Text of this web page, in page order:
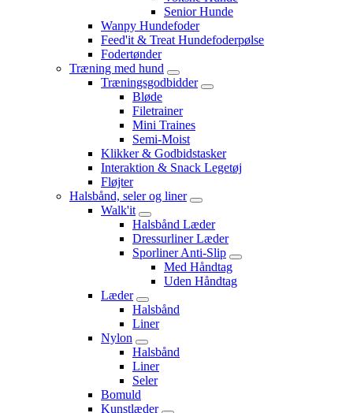
Senior Hunde
Wanpy Hundefoder
Feed'it & Treat Hundefoderpølse
Fodertønder
Træning med hund
Træningsgodbidder
Bløde
Filetrainer
Mini Traines
Semi-Moist
Klikker & Godbidstasker
Interaktion & Snack Legetøj
Fløjter
Halsbånd, seler og liner
Walk'it
Halsbånd Læder
Dressurliner Læder
Sporliner Anti-Slip
Med Håndtag
Uden Håndtag
Læder
Halsbånd
Liner
Nylon
Halsbånd
Liner
Seler
Bomuld
Kunstlæder